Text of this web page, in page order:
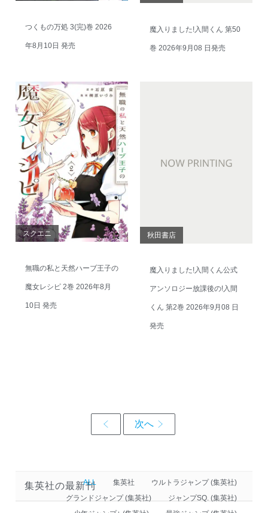
つくもの万処 3(完)巻 2026
年8月10日 発売
魔入りました!入間くん 第50
巻 2026年9月08 日発売
スクエニ
無職の私と天然ハーブ王子の
魔女レシピ 2巻 2026年8月
10日 発売
秋田書店
魔入りました!入間くん公式
アンソロジー放課後の!入間
くん 第2巻 2026年9月08 日
発売
集英社の最新刊
ALL 集英社
ウルトラジャンプ (集英社)
グランドジャンプ (集英社)
ジャンプSQ. (集英社)